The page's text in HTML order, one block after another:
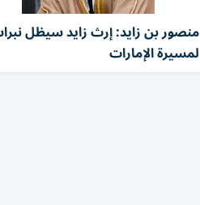
منصور بن زايد: إرث زايد سيظل
لمسيرة الإمارات